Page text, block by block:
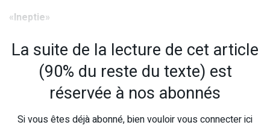
«Ineptie»
La suite de la lecture de cet article
(90% du reste du texte) est
réservée à nos abonnés
Si vous êtes déjà abonné, bien vouloir vous connecter ici